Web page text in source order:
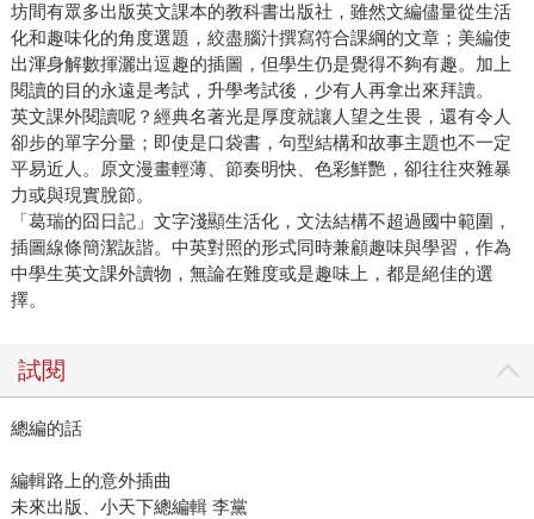
坊間有眾多出版英文課本的教科書出版社，雖然文編儘量從生活
化和趣味化的角度選題，絞盡腦汁撰寫符合課綱的文章；美編使
出渾身解數揮灑出逗趣的插圖，但學生仍是覺得不夠有趣。加上
閱讀的目的永遠是考試，升學考試後，少有人再拿出來拜讀。
英文課外閱讀呢？經典名著光是厚度就讓人望之生畏，還有令人
卻步的單字分量；即使是口袋書，句型結構和故事主題也不一定
平易近人。原文漫畫輕薄、節奏明快、色彩鮮艷，卻往往夾雜暴
力或與現實脫節。
「葛瑞的囧日記」文字淺顯生活化，文法結構不超過國中範圍，
插圖線條簡潔詼諧。中英對照的形式同時兼顧趣味與學習，作為
中學生英文課外讀物，無論在難度或是趣味上，都是絕佳的選
擇。
試閱
總編的話
編輯路上的意外插曲
未來出版、小天下總編輯 李黨